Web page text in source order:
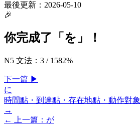
最後更新： 2026-05-10
🎉
你完成了「 を 」！
N5 文法 ： 3 / 1582%
下一篇 ▶
に
時間點・到達點・存在地點・動作對象
→
← 上一篇 ： が